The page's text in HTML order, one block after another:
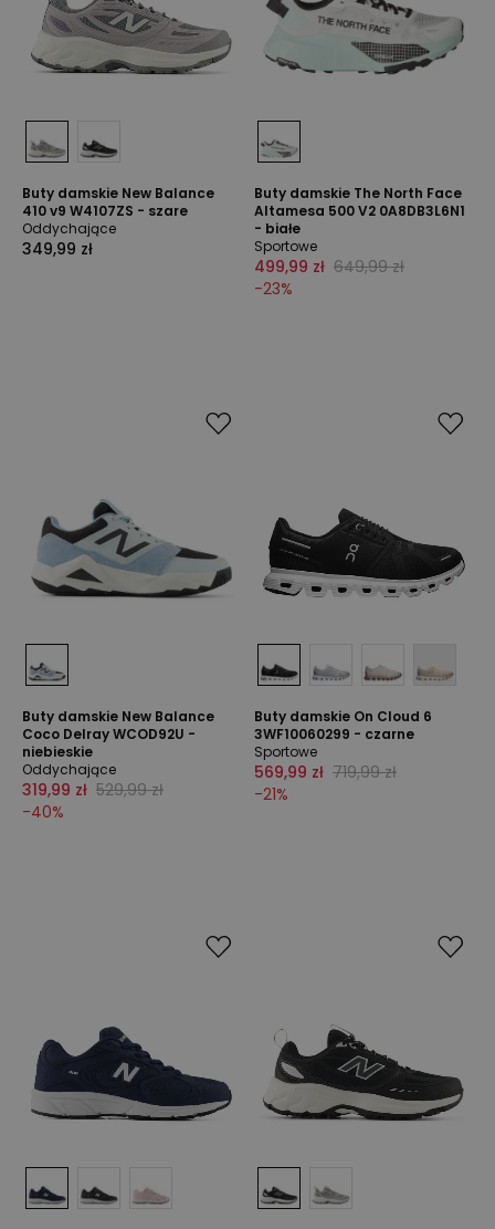
Buty damskie New Balance
410 v9 W4107ZS - szare
Oddychające
349,99 zł
Buty damskie The North Face
Altamesa 500 V2 0A8DB3L6N1
- białe
Sportowe
499,99 zł 649,99 zł
-23%
Buty damskie New Balance
Coco Delray WCOD92U -
niebieskie
Oddychające
319,99 zł 529,99 zł
-40%
Buty damskie On Cloud 6
3WF10060299 - czarne
Sportowe
569,99 zł 719,99 zł
-21%